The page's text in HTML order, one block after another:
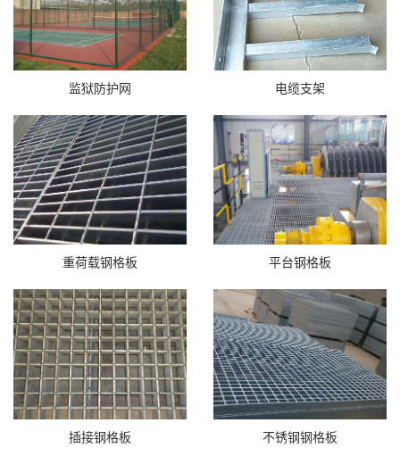
监狱防护网 电缆支架
重荷载钢格板 平台钢格板
插接钢格板 不锈钢钢格板